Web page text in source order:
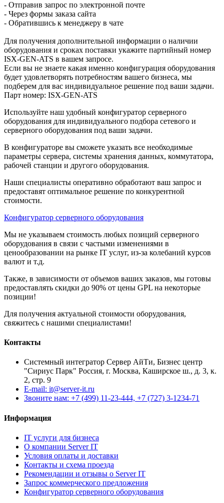
- Отправив запрос по электронной почте
- Через формы заказа сайта
- Обратившись к менеджеру в чате
Для получения дополнительной информации о наличии
оборудования и сроках поставки укажите партийный номер
ISX-GEN-ATS в вашем запросе.
Если вы не знаете какая именно конфигурация оборудования
будет удовлетворять потребностям вашего бизнеса, мы
подберем для вас индивидуальное решение под ваши задачи.
Парт номер: ISX-GEN-ATS
Используйте наш удобный конфигуратор серверного
оборудования для индивидуального подбора сетевого и
серверного оборудования под ваши задачи.
В конфигураторе вы сможете указать все необходимые
параметры сервера, системы хранения данных, коммутатора,
рабочей станции и другого оборудования.
Наши специалисты оперативно обработают ваш запрос и
предоставят оптимальное решение по конкурентной
стоимости.
Конфигуратор серверного оборудования
Мы не указываем стоимость любых позиций серверного
оборудования в связи с частыми изменениями в
ценообразовании на рынке IT услуг, из-за колебаний курсов
валют и т.д.
Также, в зависимости от объемов ваших заказов, мы готовы
предоставлять скидки до 90% от цены GPL на некоторые
позиции!
Для получения актуальной стоимости оборудования,
свяжитесь с нашими специалистами!
Контакты
Системный интегратор Сервер АйТи, Бизнес центр
"Сириус Парк" Россия, г. Москва, Каширское ш., д. 3, к.
2, стр. 9
E-mail: it@server-it.ru
Звоните нам: +7 (499) 11-23-444, +7 (727) 3-1234-71
Информация
IT услуги для бизнеса
О компании Server IT
Условия оплаты и доставки
Контакты и схема проезда
Рекомендации и отзывы о Server IT
Запрос коммерческого предложения
Конфигуратор серверного оборудования